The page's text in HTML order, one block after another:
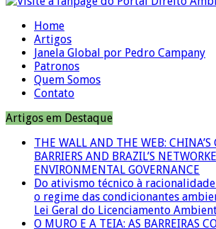
Home
Artigos
Janela Global por Pedro Campany
Patronos
Quem Somos
Contato
Artigos em Destaque
THE WALL AND THE WEB: CHINA’S
BARRIERS AND BRAZIL’S
ENVIRONMENTAL GOVERNANCE
Do ativismo técnico à
o regime das condicionantes
Lei Geral do Licenciamento
O MURO E A TEIA: AS BARREIRAS